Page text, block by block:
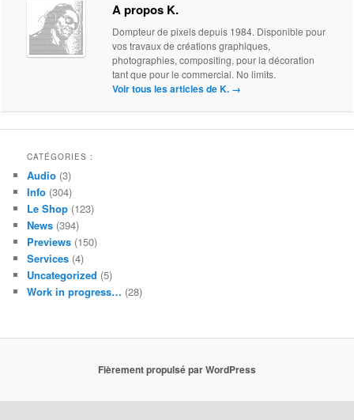
A propos K.
Dompteur de pixels depuis 1984. Disponible pour
vos travaux de créations graphiques,
photographies, compositing, pour la décoration
tant que pour le commercial. No limits.
Voir tous les articles de K. →
CATÉGORIES :
Audio (3)
Info (304)
Le Shop (123)
News (394)
Previews (150)
Services (4)
Uncategorized (5)
Work in progress… (28)
Fièrement propulsé par WordPress